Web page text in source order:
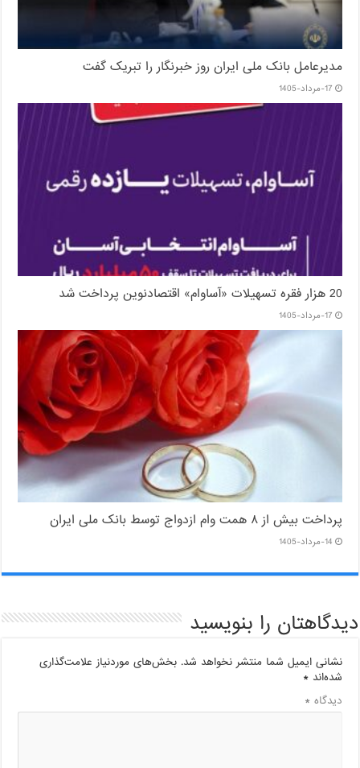
مدیرعامل بانک ملی ایران روز خبرنگار را تبریک گفت
17-مرداد-1405
20 هزار فقره تسهیلات «آساوام» اقتصادنوین پرداخت شد
17-مرداد-1405
پرداخت بیش از ۸ همت وام ازدواج توسط بانک ملی ایران
14-مرداد-1405
دیدگاهتان را بنویسید
نشانی ایمیل شما منتشر نخواهد شد. بخش‌های موردنیاز علامت‌گذاری
شده‌اند*
دیدگاه*